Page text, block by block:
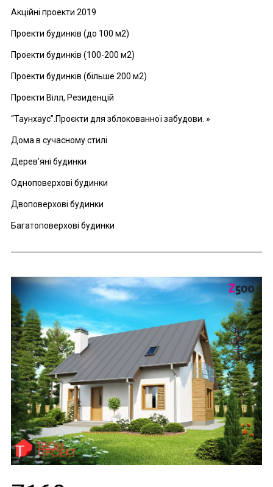
Акційні проекти 2019
Проекти будинків (до 100 м2)
Проекти будинків (100-200 м2)
Проекти будинків (більше 200 м2)
Проекти Вілл, Резиденцій
“Таунхаус”.Проєкти для зблокованної забудови. »
Дома в сучасному стилі
Дерев’яні будинки
Одноповерхові будинки
Двоповерхові будинки
Багатоповерхові будинки